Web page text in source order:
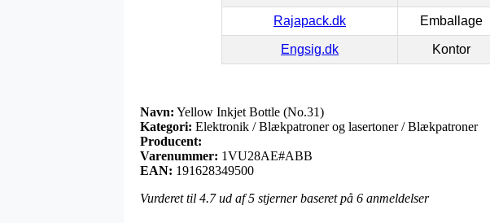
Rajapack.dk Emballage
Engsig.dk Kontor
Navn: Yellow Inkjet Bottle (No.31)
Kategori: Elektronik / Blækpatroner og lasertoner / Blækpatroner
Producent:
Varenummer: 1VU28AE#ABB
EAN: 191628349500
Vurderet til 4.7ud af 5 stjerner baseret på 6 anmeldelser